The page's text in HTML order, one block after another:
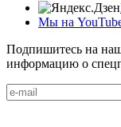
Мы на
Подпишитесь на
информацию о